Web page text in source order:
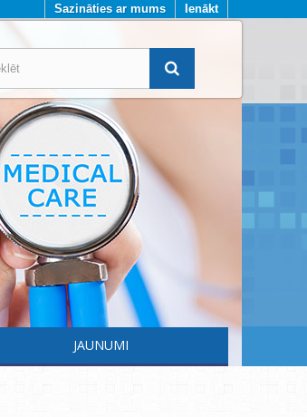
Ienākt
Sazināties ar mums
JAUNUMI